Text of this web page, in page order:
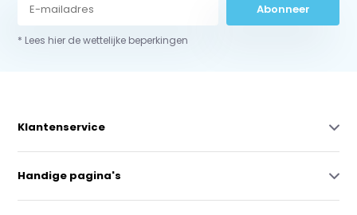
Abonneer
* Lees hier de wettelijke beperkingen
Klantenservice
Handige pagina's